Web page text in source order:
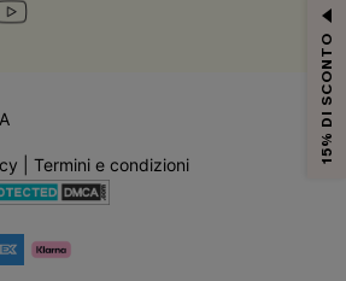
Termini e condizioni
15% DI SCONTO